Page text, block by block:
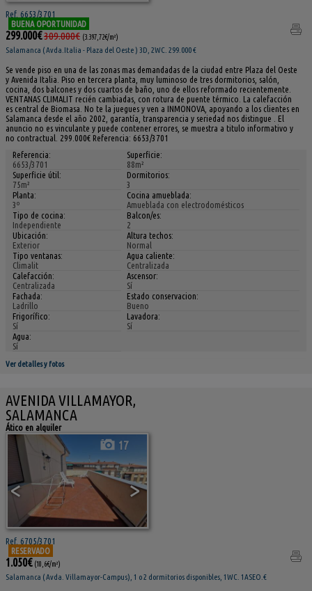
Ref. 6653/3701
BUENA OPORTUNIDAD
299.000€309.000€ (3.397,72€/m²)
Salamanca ( Avda.Italia - Plaza del Oeste ) 3D, 2WC. 299.000 €
Se vende piso en una de las zonas mas demandadas de la ciudad entre Plaza del Oeste
y Avenida Italia. Piso en tercera planta, muy luminoso de tres dormitorios, salón,
cocina, dos balcones y dos cuartos de baño, uno de ellos reformado recientemente.
VENTANAS CLIMALIT recién cambiadas, con rotura de puente térmico. La calefacción
es central de Biomasa. No te la juegues y ven a INMONOVA, apoyando a los clientes en
Salamanca desde el año 2002, garantía, transparencia y seriedad nos distingue . El
anuncio no es vinculante y puede contener errores, se muestra a titulo informativo y
no contractual. 299.000€ Referencia: 6653/3701
Referencia:
6653/3701
Superficie:
88m²
Superficie útil:
75m²
Dormitorios:
3
Planta:
3º
Cocina amueblada:
Amueblada con electrodomésticos
Tipo de cocina:
Independiente
Balcon/es:
2
Ubicación:
Exterior
Altura techos:
Normal
Tipo ventanas:
Climalit
Agua caliente:
Centralizada
Calefacción:
Centralizada
Ascensor:
Sí
Fachada:
Ladrillo
Estado conservacion:
Bueno
Frigorífico:
Sí
Lavadora:
Sí
Agua:
Sí
Ver detalles y fotos
AVENIDA VILLAMAYOR,
SALAMANCA
Ático en alquiler
< >
17
Ref. 6705/3701
RESERVADO
1.050€ (10,6€/m²)
Salamanca ( Avda. Villamayor-Campus), 1 o 2 dormitorios disponibles, 1WC. 1ASEO.€